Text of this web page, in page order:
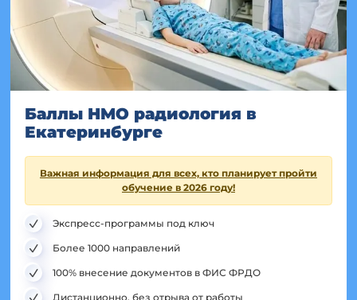
Баллы НМО радиология в
Екатеринбурге
Важная информация для всех, кто планирует пройти
обучение в 2026 году!
Экспресс-программы под ключ
Более 1000 направлений
100% внесение документов в ФИС ФРДО
Дистанционно, без отрыва от работы